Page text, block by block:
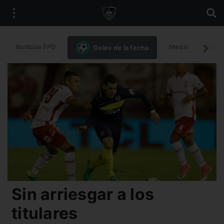
Goles de la fecha
Sin arriesgar a los
titulares